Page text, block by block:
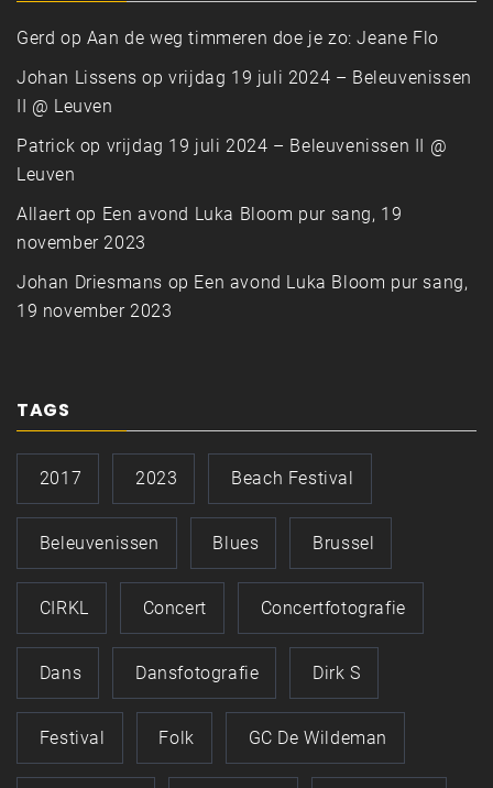
Gerd op Aan de weg timmeren doe je zo: Jeane Flo
Johan Lissens opvrijdag 19 juli 2024 – Beleuvenissen
II @ Leuven
Patrick op vrijdag 19 juli 2024 – Beleuvenissen II @
Leuven
Allaert op Een avond Luka Bloom pur sang, 19
november 2023
Johan Driesmans op Een avond Luka Bloom pur sang,
19 november 2023
TAGS
2017 2023 Beach Festival
Beleuvenissen Blues Brussel
CIRKL Concert Concertfotografie
Dans Dansfotografie Dirk S
Festival Folk GC De Wildeman